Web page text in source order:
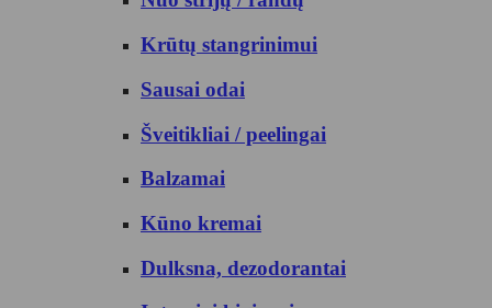
Krūtų stangrinimui
Sausai odai
Šveitikliai / peelingai
Balzamai
Kūno kremai
Dulksna, dezodorantai